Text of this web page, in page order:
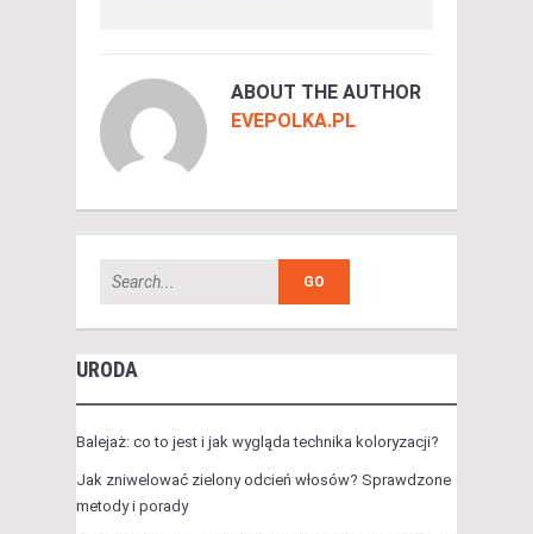
ABOUT THE AUTHOR
EVEPOLKA.PL
URODA
Balejaż: co to jest i jak wygląda technika koloryzacji?
Jak zniwelować zielony odcień włosów? Sprawdzone
metody i porady